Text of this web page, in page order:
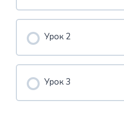
Урок 2
Урок 3